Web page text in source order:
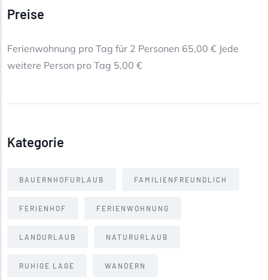
Preise
Ferienwohnung pro Tag für 2 Personen 65,00 € Jede
weitere Person pro Tag 5,00 €
Kategorie
BAUERNHOFURLAUB FAMILIENFREUNDLICH
FERIENHOF FERIENWOHNUNG
LANDURLAUB NATURURLAUB
RUHIGE LAGE WANDERN